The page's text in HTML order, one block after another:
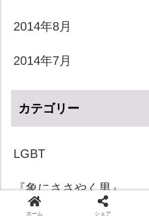
2014年8月
2014年7月
カテゴリー
LGBT
『象にささやく男』
ホーム シェア